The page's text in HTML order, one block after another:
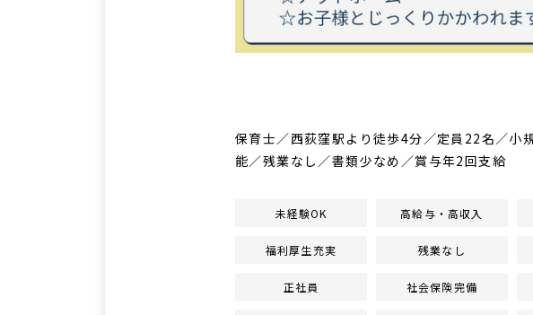
保育士／西荻窪駅より徒歩4分／定員22名／小
能／残業なし／書類少なめ／賞与年2回支給
未経験OK 高給与・高収入
福利厚生充実 残業なし
正社員 社会保険完備